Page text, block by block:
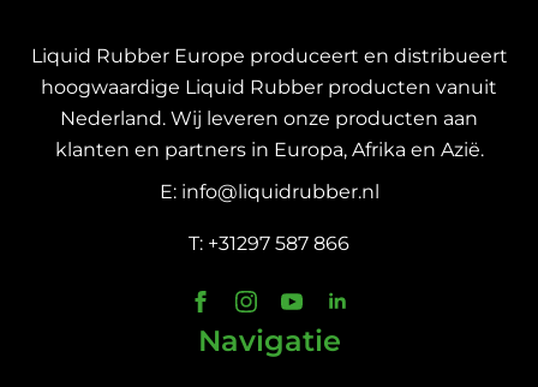
Liquid Rubber Europe produceert en distribueert
hoogwaardige Liquid Rubber producten vanuit
Nederland. Wij leveren onze producten aan
klanten en partners in Europa, Afrika en Azië.
E: info@liquidrubber.nl
T: +31297 587 866
Navigatie